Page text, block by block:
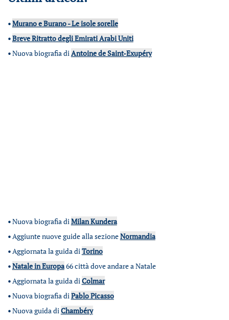
•Murano e Burano - Le isole sorelle
•Breve Ritratto degli Emirati Arabi Uniti
•Nuova biografia diAntoine de Saint-Exupéry
•Nuova biografia diMilan Kundera
•Aggiunte nuove guide alla sezioneNormandia
•Aggiornata la guida diTorino
•Natale in Europa66 città dove andare a Natale
•Aggiornata la guida diColmar
•Nuova biografia diPablo Picasso
•Nuova guida diChambéry